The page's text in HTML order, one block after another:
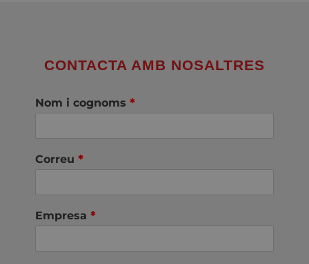
CONTACTA AMB NOSALTRES
Nom i cognoms *
Correu *
Empresa *